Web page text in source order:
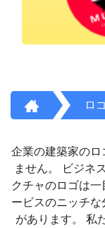
ロ
企業の建築家のロ
ません。 ビジネ
クチャのロゴは
ービスのニッチ
があります。 私